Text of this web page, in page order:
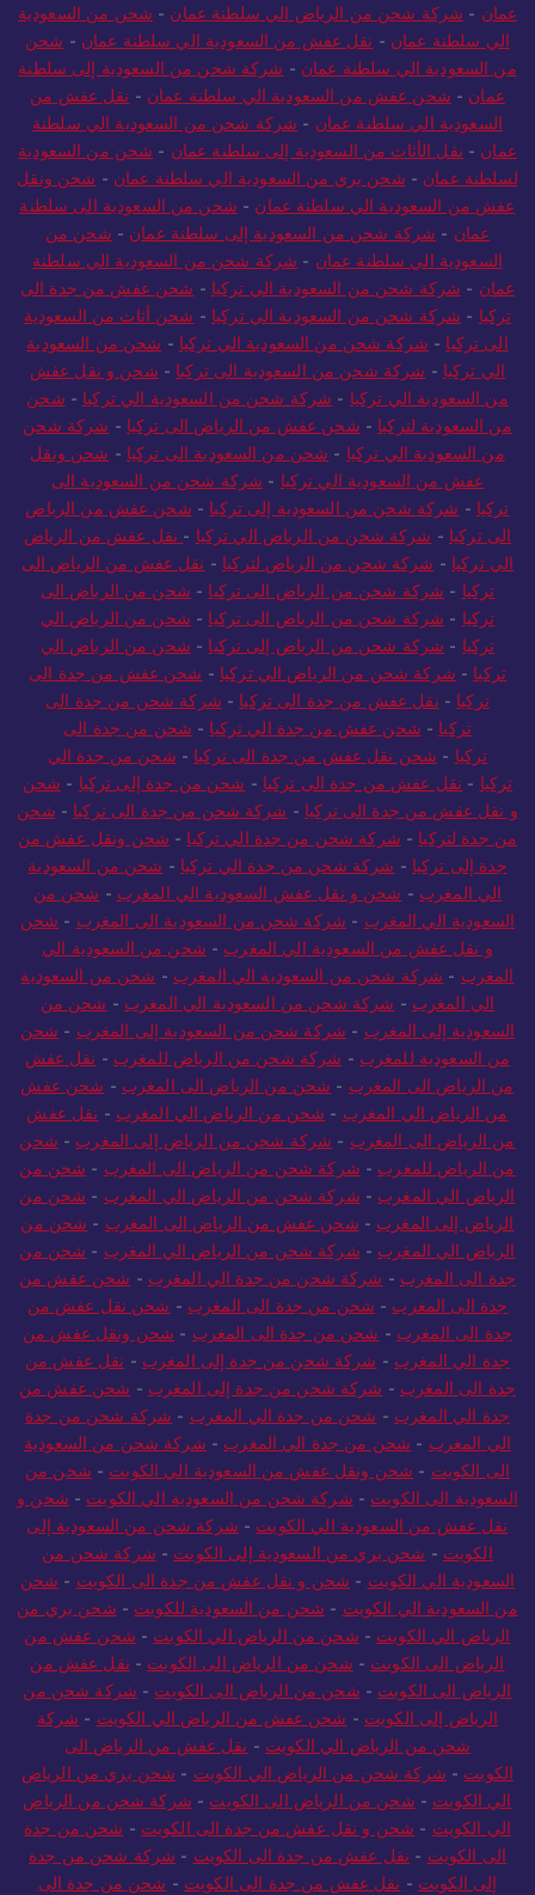
عمان - شركة شحن من الرياض الي سلطنة عمان - شحن من السعودية
الي سلطنة عمان - نقل عفش من السعودية الي سلطنة عمان - شحن
من السعودية الي سلطنة عمان - شركة شحن من السعودية إلى سلطنة
عمان - شحن عفش من السعودية الي سلطنة عمان - نقل عفش من
السعودية الي سلطنة عمان - شركة شحن من السعودية الي سلطنة
عمان - نقل الأثاث من السعودية إلى سلطنة عمان - شحن من السعودية
لسلطنة عمان - شحن بري من السعودية الي سلطنة عمان - شحن ونقل
عفش من السعودية الي سلطنة عمان - شحن من السعودية الى سلطنة
عمان - شركة شحن من السعودية إلى سلطنة عمان - شحن من
السعودية الي سلطنة عمان - شركة شحن من السعودية الي سلطنة
عمان - شركة شحن من السعودية الي تركيا - شحن عفش من جدة الى
تركيا - شركة شحن من السعودية الي تركيا - شحن أثاث من السعودية
الى تركيا - شركة شحن من السعودية الي تركيا - شحن من السعودية
الي تركيا - شركة شحن من السعودية الى تركيا - شحن و نقل عفش
من السعودية الي تركيا - شركة شحن من السعودية الي تركيا - شحن
من السعودية لتركيا - شحن عفش من الرياض الى تركيا - شركة شحن
من السعودية الي تركيا - شحن من السعودية الى تركيا - شحن ونقل
عفش من السعودية الي تركيا - شركة شحن من السعودية الى
تركيا - شركة شحن من السعودية إلى تركيا - شحن عفش من الرياض
الى تركيا - شركة شحن من الرياض الي تركيا - نقل عفش من الرياض
الي تركيا - شركة شحن من الرياض لتركيا - نقل عفش من الرياض الى
تركيا - شركة شحن من الرياض الى تركيا - شحن من الرياض الى
تركيا - شركة شحن من الرياض الى تركيا - شحن من الرياض الي
تركيا - شركة شحن من الرياض إلى تركيا - شحن من الرياض الي
تركيا - شركة شحن من الرياض الي تركيا - شحن عفش من جدة الى
تركيا - نقل عفش من جدة الى تركيا - شركة شحن من جدة الى
تركيا - شحن عفش من جدة الي تركيا - شحن من جدة الى
تركيا - شحن نقل عفش من جدة الى تركيا - شحن من جدة الي
تركيا - نقل عفش من جدة الى تركيا - شحن من جدة إلى تركيا - شحن
و نقل عفش من جدة الى تركيا - شركة شحن من جدة الى تركيا - شحن
من جدة لتركيا - شركة شحن من جدة الي تركيا - شحن ونقل عفش من
جدة إلى تركيا - شركة شحن من جدة الي تركيا - شحن من السعودية
الي المغرب - شحن و نقل عفش السعودية الي المغرب - شحن من
السعودية الي المغرب - شركة شحن من السعودية الى المغرب - شحن
و نقل عفش من السعودية الي المغرب - شحن من السعودية الي
المغرب - شركة شحن من السعودية الي المغرب - شحن من السعودية
الي المغرب - شركة شحن من السعودية الي المغرب - شحن من
السعودية إلى المغرب - شركة شحن من السعودية إلى المغرب - شحن
من السعودية للمغرب - شركة شحن من الرياض للمغرب - نقل عفش
من الرياض الى المغرب - شحن من الرياض الى المغرب - شحن عفش
من الرياض الي المغرب - شحن من الرياض الي المغرب - نقل عفش
من الرياض الى المغرب - شركة شحن من الرياض إلى المغرب - شحن
من الرياض للمغرب - شركة شحن من الرياض الى المغرب - شحن من
الرياض الي المغرب - شركة شحن من الرياض الي المغرب - شحن من
الرياض إلى المغرب - شحن عفش من الرياض الى المغرب - شحن من
الرياض الي المغرب - شركة شحن من الرياض الي المغرب - شحن من
جدة الى المغرب - شركة شحن من جدة الي المغرب - شحن عفش من
جدة الى المغرب - شحن من جدة الى المغرب - شحن نقل عفش من
جدة الى المغرب - شحن من جدة الى المغرب - شحن ونقل عفش من
جدة الي المغرب - شركة شحن من جدة إلى المغرب - نقل عفش من
جدة الى المغرب - شركة شحن من جدة إلى المغرب - شحن عفش من
جدة الي المغرب - شحن من جدة الي المغرب - شركة شحن من جدة
الي المغرب - شحن من جدة الي المغرب - شركة شحن من السعودية
الى الكويت - شحن ونقل عفش من السعودية الي الكويت - شحن من
السعودية الى الكويت - شركة شحن من السعودية الي الكويت - شحن و
نقل عفش من السعودية الي الكويت - شركة شحن من السعودية إلى
الكويت - شحن بري من السعودية إلى الكويت - شركة شحن من
السعودية الي الكويت - شحن و نقل عفش من جدة الى الكويت - شحن
من السعودية الي الكويت - شحن من السعودية للكويت - شحن بري من
الرياض الي الكويت - شحن من الرياض الي الكويت - شحن عفش من
الرياض الى الكويت - شحن من الرياض الى الكويت - نقل عفش من
الرياض الى الكويت - شحن من الرياض الى الكويت - شركة شحن من
الرياض إلى الكويت - شحن عفش من الرياض الي الكويت - شركة
شحن من الرياض الي الكويت - نقل عفش من الرياض الى
الكويت - شركة شحن من الرياض الي الكويت - شحن بري من الرياض
الي الكويت - شحن من الرياض الى الكويت - شركة شحن من الرياض
الي الكويت - شحن و نقل عفش من جدة الى الكويت - شحن من جدة
الى الكويت - نقل عفش من جدة الى الكويت - شركة شحن من جدة
إلى الكويت - نقل عفش من جدة الى الكويت - شحن من جدة الى